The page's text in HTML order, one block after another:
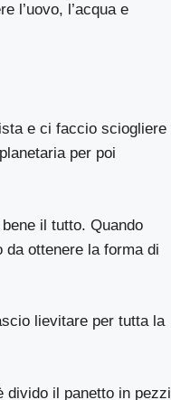
l’uovo, l’acqua e
e ci faccio sciogliere
per poi
il tutto. Quando
da ottenere la forma di
lievitare per tutta la
divido il panetto in pezzi